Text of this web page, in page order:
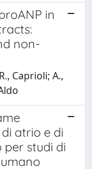
in
non-
Caprioli; A.,
atrio e di
studi di